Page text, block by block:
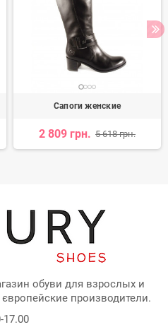
Сапоги женские
2 809 грн. 5 618 грн.
обуви для взрослых и
производители.